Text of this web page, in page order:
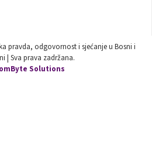
pravda, odgovornost i sjećanje u Bosni i
| Sva prava zadržana.
Solutions